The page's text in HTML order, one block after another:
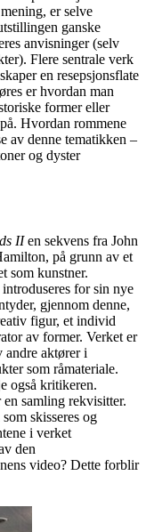
er selve
ganske
anvisninger (selv
Flere sentrale verk
en resepsjonsflate
er hvordan man
former eller
Hvordan rommene
av denne tematikken –
og dyster
IIen sekvens fra John
på grunn av et
som kunstner.
for sin nye
gjennom denne,
figur, et individ
av former. Verket er
andre aktører i
som råmateriale.
også kritikeren.
en samling rekvisitter.
skisseres og
i verket
den
video? Dette forblir